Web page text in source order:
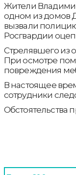
Жители
одном из домов
вызвали
Росгвардии
Стрелявшего из
При осмотре
повреждения
В настоящее
сотрудники
Обстоятельства